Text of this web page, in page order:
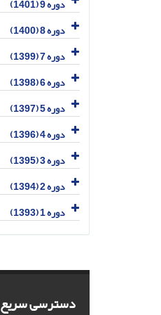
دوره 9 (1401)
دوره 8 (1400)
دوره 7 (1399)
دوره 6 (1398)
دوره 5 (1397)
دوره 4 (1396)
دوره 3 (1395)
دوره 2 (1394)
دوره 1 (1393)
دسترسی سریع